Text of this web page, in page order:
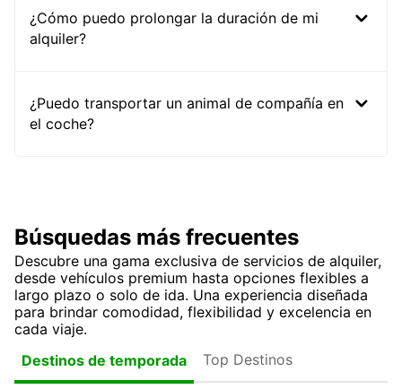
¿Cómo puedo prolongar la duración de mi
alquiler?
¿Puedo transportar un animal de compañía en
el coche?
Búsquedas más frecuentes
Descubre una gama exclusiva de servicios de alquiler,
desde vehículos premium hasta opciones flexibles a
largo plazo o solo de ida. Una experiencia diseñada
para brindar comodidad, flexibilidad y excelencia en
cada viaje.
Destinos de temporada
Top Destinos